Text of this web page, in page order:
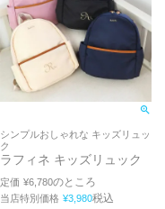
シンプルおしゃれな キッズリュッ
ク
ラフィネ キッズリュック
定価 ¥6,780のところ
当店特別価格 ¥3,980税込